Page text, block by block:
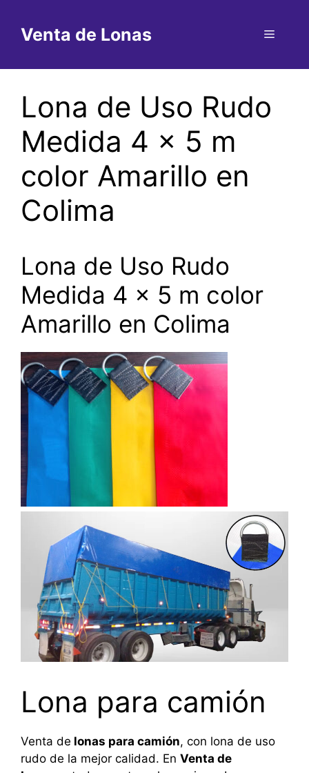
contenido
Venta de Lonas Menú
Lona de Uso Rudo
Medida 4 x 5 m
color Amarillo en
Colima
Lona de Uso Rudo
Medida 4 x 5 m color
Amarillo en Colima
Lona para camión
Venta de lonas para camión, con lona de uso
rudo de la mejor calidad. En Venta de